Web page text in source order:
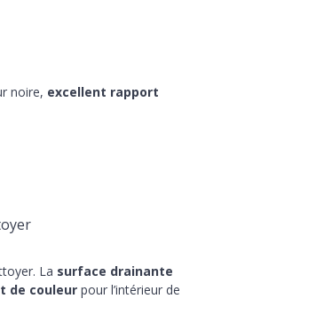
noire, excellent rapport
La surface drainante
de couleurpour l’intérieur de